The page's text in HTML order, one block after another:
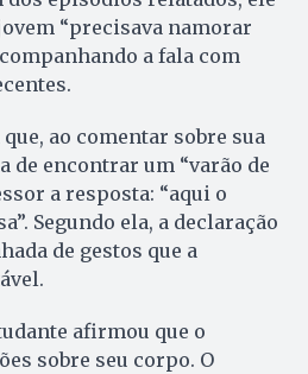
“precisava namorar
a fala com
ao comentar sobre sua
de encontrar um “varão de
a resposta: “aqui o
Segundo ela, a declaração
de gestos que a
afirmou que o
sobre seu corpo. O